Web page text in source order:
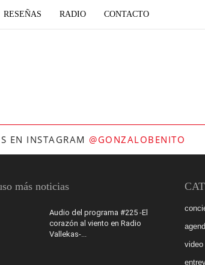
RESEÑAS RADIO CONTACTO
EN INSTAGRAM @GONZALOBENITO
más noticias
Audio del programa #225 -El
corazón al viento en Radio
Vallekas-...
video